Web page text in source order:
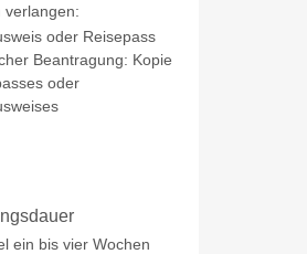
verlangen:
oder Reisepass
Beantragung: Kopie
oder
ein bis vier Wochen